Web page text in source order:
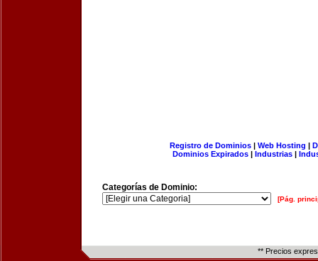
Registro de Dominios| Web Hosting |
Dominios Expirados | Industrias |
Categorías de Dominio:
[Pág.
** Precios